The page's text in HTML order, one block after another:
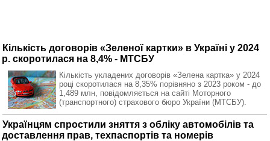
Кількість договорів «Зеленої картки» в Україні у 2024
р. скоротилася на 8,4% - МТСБУ
Кількість укладених договорів «Зелена картка» у 2024
році скоротилася на 8,35% порівняно з 2023 роком - до
1,489 млн, повідомляється на сайті Моторного
(транспортного) страхового бюро України (МТСБУ).
Українцям спростили зняття з обліку автомобілів та
доставлення прав, техпаспортів та номерів